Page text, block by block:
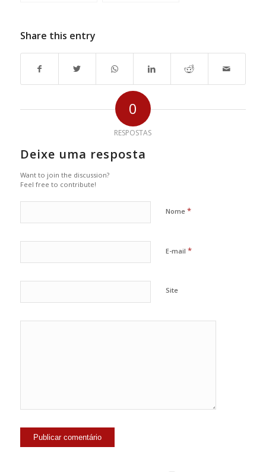
Share this entry
0
RESPOSTAS
Deixe uma resposta
Want to join the discussion?
Feel free to contribute!
Nome *
E-mail *
Site